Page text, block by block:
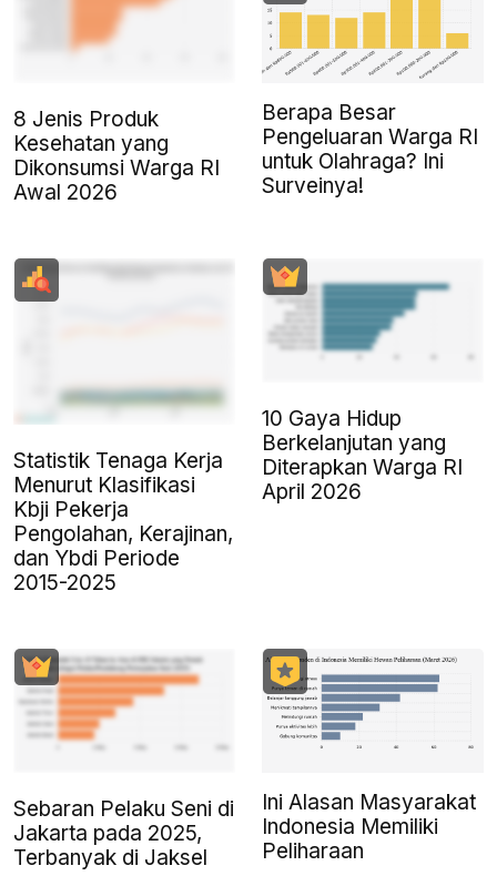
8 Jenis Produk
Kesehatan yang
Dikonsumsi Warga RI
Awal 2026
Berapa Besar
Pengeluaran Warga RI
untuk Olahraga? Ini
Surveinya!
Statistik Tenaga Kerja
Menurut Klasifikasi
Kbji Pekerja
Pengolahan, Kerajinan,
dan Ybdi Periode
2015-2025
10 Gaya Hidup
Berkelanjutan yang
Diterapkan Warga RI
April 2026
Sebaran Pelaku Seni di
Jakarta pada 2025,
Terbanyak di Jaksel
Ini Alasan Masyarakat
Indonesia Memiliki
Peliharaan